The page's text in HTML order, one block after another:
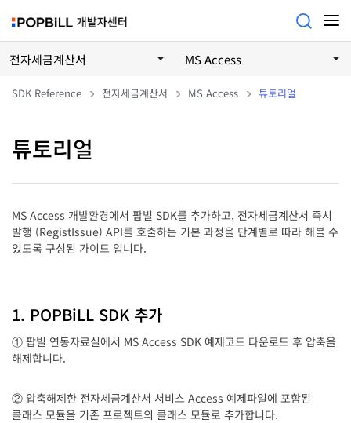
전자세금계산서 MS Access
SDK Reference 전자세금계산서 MS Access 튜토리얼
튜토리얼
MS Access 개발환경에서 팝빌 SDK를 추가하고, 전자세금계산서 즉시
발행 (RegistIssue) API를 호출하는 기본 과정을 단계별로 따라 해볼 수
있도록 구성된 가이드 입니다.
1. POPBiLL SDK 추가
① 팝빌 연동자료실에서 MS Access SDK 예제코드 다운로드 후 압축을
해제합니다.
② 압축해제한 전자세금계산서 서비스 Access 예제파일에 포함된
클래스 모듈을 기존 프로젝트의 클래스 모듈로 추가합니다.